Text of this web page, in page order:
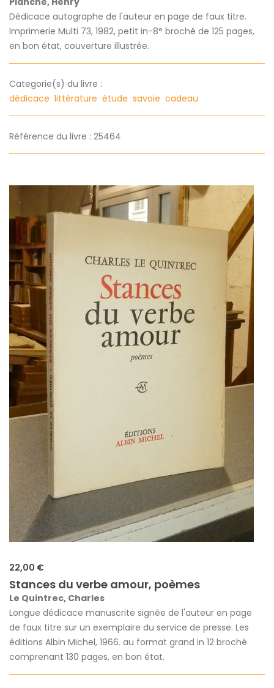
Dédicace autographe de l'auteur en page de faux titre.
Imprimerie Multi 73, 1982, petit in-8° broché de 125 pages,
en bon état, couverture illustrée.
Categorie(s) du livre :
dédicace littérature étude savoie cadeau
Référence du livre : 25464
22,00 €
Stances du verbe amour, poèmes
Le Quintrec, Charles
Longue dédicace manuscrite signée de l'auteur en page
de faux titre sur un exemplaire du service de presse. Les
éditions Albin Michel, 1966. au format grand in 12 broché
comprenant 130 pages, en bon état.